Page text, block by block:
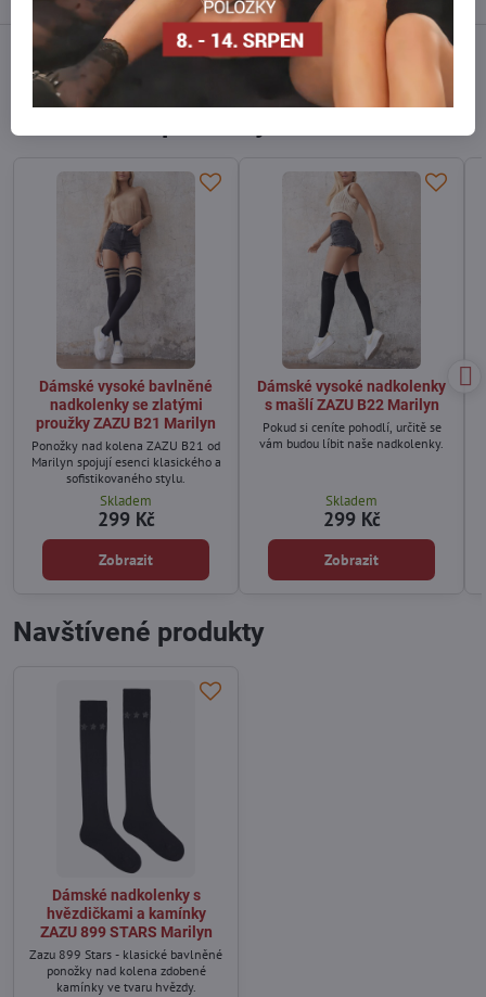
Reddit WhatsApp
Dámské vysoké bavlněné
nadkolenky se zlatými
proužky ZAZU B21 Marilyn
Ponožky nad kolena ZAZU B21 od
Marilyn spojují esenci klasického a
sofistikovaného stylu.
Skladem
299 Kč
Zobrazit
Dámské vysoké nadkolenky
s mašlí ZAZU B22 Marilyn
Pokud si ceníte pohodlí, určitě se
vám budou líbit naše nadkolenky.
Skladem
299 Kč
Zobrazit
Navštívené produkty
Dámské nadkolenky s
hvězdičkami a kamínky
ZAZU 899 STARS Marilyn
Zazu 899 Stars - klasické bavlněné
ponožky nad kolena zdobené
kamínky ve tvaru hvězdy.